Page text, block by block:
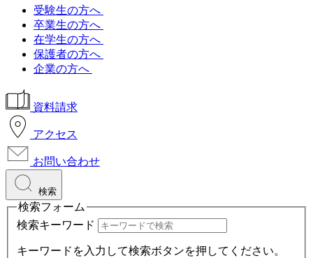
受験生の方へ
卒業生の方へ
在学生の方へ
保護者の方へ
企業の方へ
資料請求
アクセス
お問い合わせ
検索
検索フォーム
検索キーワード
キーワードを入力して検索ボタンを押してください。